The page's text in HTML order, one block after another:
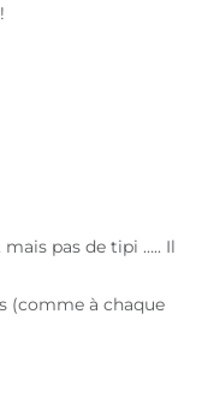
pas de tipi ….. Il
(comme à chaque